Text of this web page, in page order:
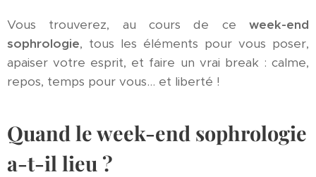
Vous trouverez, au cours de ce week-end
sophrologie, tous les éléments pour vous poser,
apaiser votre esprit, et faire un vrai break : calme,
repos, temps pour vous… et liberté !
Quand le week-end sophrologie
a-t-il lieu ?